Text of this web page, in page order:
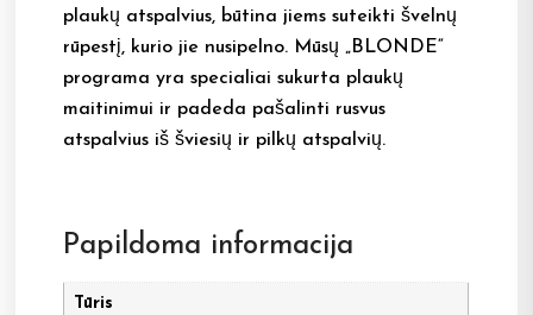
plaukų atspalvius, būtina jiems suteikti švelnų
rūpestį, kurio jie nusipelno. Mūsų „BLONDE“
programa yra specialiai sukurta plaukų
maitinimui ir padeda pašalinti rusvus
atspalvius iš šviesių ir pilkų atspalvių.
Papildoma informacija
Tūris